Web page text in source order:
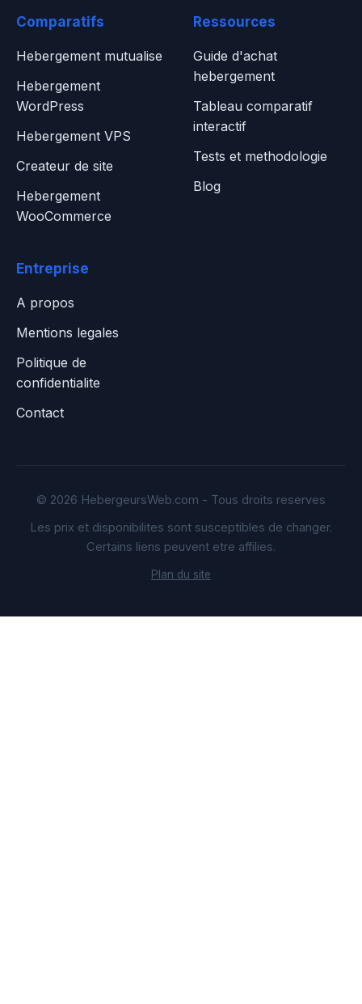
Comparatifs
Hebergement mutualise
Hebergement
WordPress
Hebergement VPS
Createur de site
Hebergement
WooCommerce
Ressources
Guide d'achat
hebergement
Tableau comparatif
interactif
Tests et methodologie
Blog
Entreprise
A propos
Mentions legales
Politique de
confidentialite
Contact
© 2026 HebergeursWeb.com - Tous droits reserves
Les prix et disponibilites sont susceptibles de changer.
Certains liens peuvent etre affilies.
Plan du site